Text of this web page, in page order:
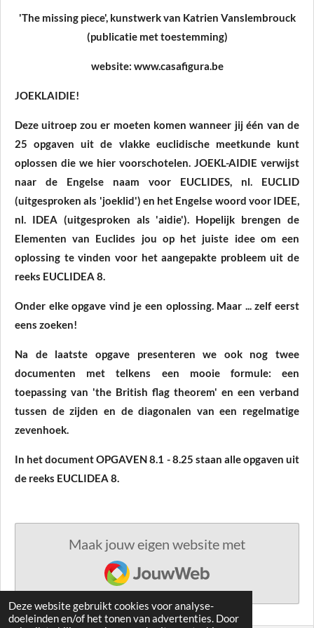
Deze website gebruikt cookies voor analyse-
doeleinden en/of het tonen van advertenties. Door
'The missing piece', kunstwerk van Katrien Vanslembrouck
(publicatie met toestemming)
website: www.casafigura.be
JOEKLAIDIE!
Deze uitroep zou er moeten komen wanneer jij één van de
25 opgaven uit de vlakke euclidische meetkunde kunt
oplossen die we hier voorschotelen. JOEKL-AIDIE verwijst
naar de Engelse naam voor EUCLIDES, nl. EUCLID
(uitgesproken als 'joeklid') en het Engelse woord voor IDEE,
nl. IDEA (uitgesproken als 'aidie'). Hopelijk brengen de
Elementen van Euclides jou op het juiste idee om een
oplossing te vinden voor het aangepakte probleem uit de
reeks EUCLIDEA 8.
Onder elke opgave vind je een oplossing. Maar ... zelf eerst
eens zoeken!
Na de laatste opgave presenteren we ook nog twee
documenten met telkens een mooie formule: een
toepassing van 'the British flag theorem' en een verband
tussen de zijden en de diagonalen van een regelmatige
zevenhoek.
In het document OPGAVEN 8.1 - 8.25 staan alle opgaven uit
de reeks EUCLIDEA 8.
Maak jouw eigen website met
JouwWeb